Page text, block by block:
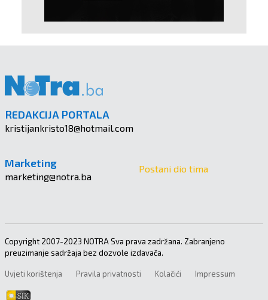
REDAKCIJA PORTALA
kristijankristo18@hotmail.com
Marketing
marketing@notra.ba
Postani dio tima
Copyright 2007-2023 NOTRA Sva prava zadržana. Zabranjeno
preuzimanje sadržaja bez dozvole izdavača.
Uvjeti korištenja Pravila privatnosti Kolačići Impressum